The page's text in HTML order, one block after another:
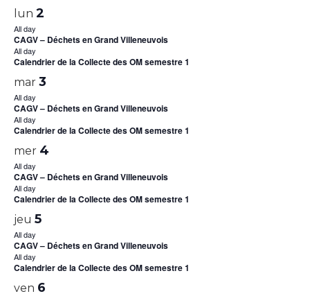
lun 2
All day
CAGV – Déchets en Grand Villeneuvois
All day
Calendrier de la Collecte des OM semestre 1
mar 3
All day
CAGV – Déchets en Grand Villeneuvois
All day
Calendrier de la Collecte des OM semestre 1
mer 4
All day
CAGV – Déchets en Grand Villeneuvois
All day
Calendrier de la Collecte des OM semestre 1
jeu 5
All day
CAGV – Déchets en Grand Villeneuvois
All day
Calendrier de la Collecte des OM semestre 1
ven 6